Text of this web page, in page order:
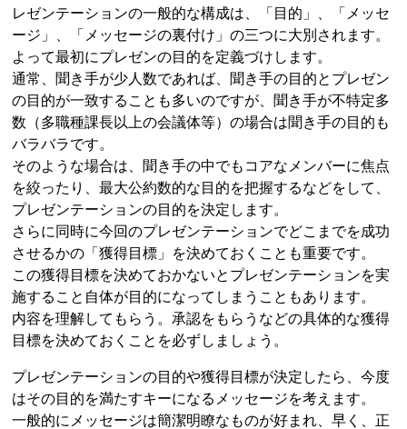
レゼンテーションの一般的な構成は、「目的」、「メッセ
ージ」、「メッセージの裏付け」の三つに大別されます。
よって最初にプレゼンの目的を定義づけします。
通常、聞き手が少人数であれば、聞き手の目的とプレゼン
の目的が一致することも多いのですが、聞き手が不特定多
数（多職種課長以上の会議体等）の場合は聞き手の目的も
バラバラです。
そのような場合は、聞き手の中でもコアなメンバーに焦点
を絞ったり、最大公約数的な目的を把握するなどをして、
プレゼンテーションの目的を決定します。
さらに同時に今回のプレゼンテーションでどこまでを成功
させるかの「獲得目標」を決めておくことも重要です。
この獲得目標を決めておかないとプレゼンテーションを実
施すること自体が目的になってしまうこともあります。
内容を理解してもらう。承認をもらうなどの具体的な獲得
目標を決めておくことを必ずしましょう。
プレゼンテーションの目的や獲得目標が決定したら、今度
はその目的を満たすキーになるメッセージを考えます。
一般的にメッセージは簡潔明瞭なものが好まれ、早く、正